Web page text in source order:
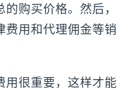
购买价格。然后，
费用和代理佣金等销
用很重要，这样才能